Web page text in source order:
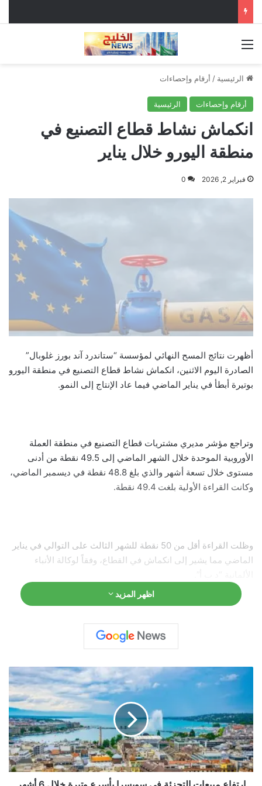
الرئيسية / أرقام وإحصاءات
أرقام وإحصاءات الرئيسية
انكماش نشاط قطاع التصنيع في
منطقة اليورو خلال يناير
فبراير 2, 2026 0
أظهرت نتائج المسح النهائي لمؤسسة “ستاندرد آند بورز غلوبال”
الصادرة اليوم الاثنين، انكماش نشاط قطاع التصنيع في منطقة اليورو
بوتيرة أبطأ في يناير الماضي فيما عاد الإنتاج إلى النمو.
وتراجع مؤشر مديري مشتريات قطاع التصنيع في منطقة العملة
الأوروبية الموحدة خلال الشهر الماضي إلى 49.5 نقطة من أدنى
مستوى خلال تسعة أشهر والذي بلغ 48.8 نقطة في ديسمبر الماضي،
وكانت القراءة الأولية بلغت 49.4 نقطة.
وظلت القراءة أقل من 50 نقطة للشهر الثالث على التوالي في يناير
الماضي مما يشير إلى انكماش في القطاع، وفقاً لوكالة الأنباء
اظهر المزيد
ف
ا
ع
م
ب
ي